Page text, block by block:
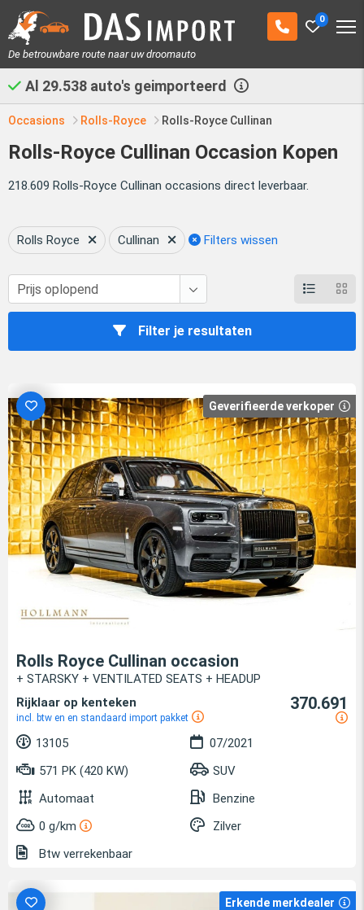
0
De betrouwbare route naar uw droomauto
Al 29.538 auto's geimporteerd
Occasions Rolls-Royce Rolls-Royce Cullinan
Rolls-Royce Cullinan Occasion Kopen
218.609 Rolls-Royce Cullinan occasions direct leverbaar.
Rolls Royce Cullinan Filters wissen
Filter je resultaten
Geverifieerde verkoper
Rolls Royce Cullinan occasion
+ STARSKY + VENTILATED SEATS + HEADUP
Rijklaar op kenteken
incl. btw en en standaard import pakket
370.691
13105
07/2021
571 PK (420 KW)
SUV
Automaat
Benzine
0 g/km
Zilver
Btw verrekenbaar
Erkende merkdealer